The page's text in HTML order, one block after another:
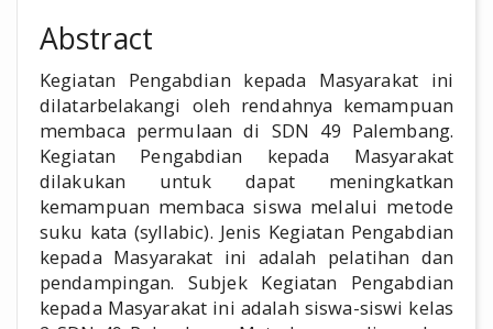
Abstract
Kegiatan Pengabdian kepada Masyarakat ini
dilatarbelakangi oleh rendahnya kemampuan
membaca permulaan di SDN 49 Palembang.
Kegiatan Pengabdian kepada Masyarakat
dilakukan untuk dapat meningkatkan
kemampuan membaca siswa melalui metode
suku kata (syllabic). Jenis Kegiatan Pengabdian
kepada Masyarakat ini adalah pelatihan dan
pendampingan. Subjek Kegiatan Pengabdian
kepada Masyarakat ini adalah siswa-siswi kelas